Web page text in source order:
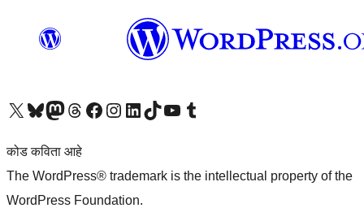
आमच्या X (एक्स) (पूर्वीचे ट्विटर) खात्याला भेट द्या आमच्या ब्लूस्की खात्याला भेट द्या.आमच्या Mastodon खात्याला भेट द्या.आमच्या थ्रेड्स खात्याला भेट द्या. आमच्या फेसबुक पेजला भेट द्या आमच्या इंस्टाग्राम खात्याला भेट द्या आमच्या लिंक्डइन खात्याला भेट द्या आमच्या टिकटॉक अकाउंटला भेट द्या.आमच्या यूट्यूब चॅनेलला भेट द्या आमच्या टंबलर खात्याला भेट द्या.
कोड कविता आहे
The WordPress® trademark is the intellectual property of the
WordPress Foundation.